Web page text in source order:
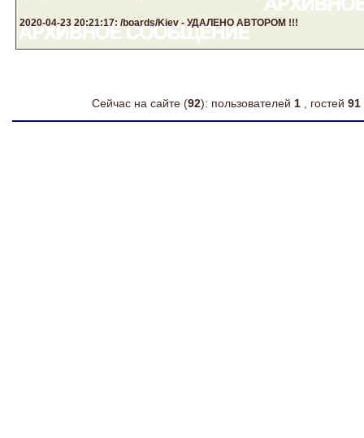
2020-04-23 20:21:17: /boards/Kiev - УДАЛЕНО АВТОРОМ !!!
Сейчас на сайте (92): пользователей 1 , гостей 91